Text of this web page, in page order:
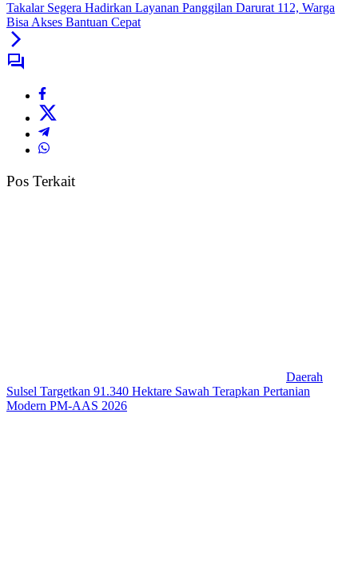
Takalar Segera Hadirkan Layanan Panggilan Darurat 112, Warga
Bisa Akses Bantuan Cepat
Pos Terkait
Daerah
Sulsel Targetkan 91.340 Hektare Sawah Terapkan Pertanian
Modern PM-AAS 2026